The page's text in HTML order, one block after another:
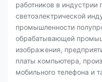
работников в индустрии
светоэлектрической
промышленности
обрабатывающей
изображения,
платы компьютера,
мобильного телефона и